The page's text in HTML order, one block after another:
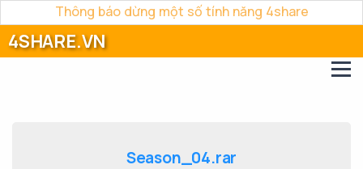
Thông báo dừng một số tính năng 4share
4SHARE.VN
Season_04.rar